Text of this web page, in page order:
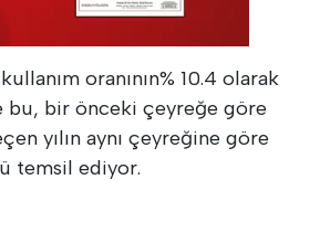
oranının% 10.4 olarak
bu, bir önceki çeyreğe göre
yılın aynı çeyreğine göre
temsil ediyor.